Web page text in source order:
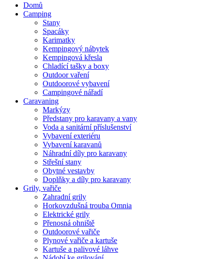
Domů
Camping
Stany
Spacáky
Karimatky
Kempingový nábytek
Kempingová křesla
Chladící tašky a boxy
Outdoor vaření
Outdoorové vybavení
Campingové nářadí
Caravaning
Markýzy
Předstany pro karavany a vany
Voda a sanitární příslušenství
Vybavení exteriéru
Vybavení karavanů
Náhradní díly pro karavany
Střešní stany
Obytné vestavby
Doplňky a díly pro karavany
Grily, vařiče
Zahradní grily
Horkovzdušná trouba Omnia
Elektrické grily
Přenosná ohniště
Outdoorové vařiče
Plynové vařiče a kartuše
Kartuše a palivové láhve